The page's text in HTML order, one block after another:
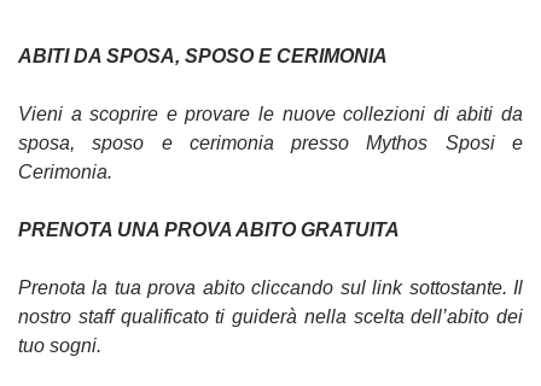
ABITI DA SPOSA, SPOSO E CERIMONIA
Vieni a scoprire e provare le nuove collezioni di abiti da
sposa, sposo e cerimonia presso Mythos Sposi e
Cerimonia.
PRENOTA UNA PROVA ABITO GRATUITA
Prenota la tua prova abito cliccando sul link sottostante. Il
nostro staff qualificato ti guiderà nella scelta dell’abito dei
tuo sogni.